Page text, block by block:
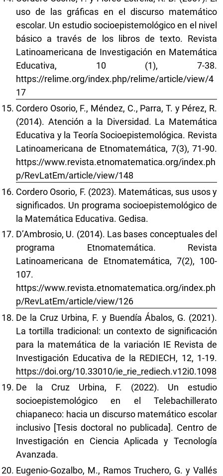
uso de las gráficas en el discurso matemático
escolar. Un estudio socioepistemológico en el nivel
básico a través de los libros de texto. Revista
Latinoamericana de Investigación en Matemática
Educativa, 10 (1), 7-38.
https://relime.org/index.php/relime/article/view/4
17
Cordero Osorio, F., Méndez, C., Parra, T. y Pérez, R.
(2014). Atención a la Diversidad. La Matemática
Educativa y la Teoría Socioepistemológica. Revista
Latinoamericana de Etnomatemática, 7(3), 71-90.
https://www.revista.etnomatematica.org/index.ph
p/RevLatEm/article/view/148
Cordero Osorio, F. (2023). Matemáticas, sus usos y
significados. Un programa socioepistemológico de
la Matemática Educativa. Gedisa.
D’Ambrosio, U. (2014). Las bases conceptuales del
programa Etnomatemática. Revista
Latinoamericana de Etnomatemática, 7(2), 100-
107.
https://www.revista.etnomatematica.org/index.ph
p/RevLatEm/article/view/126
De la Cruz Urbina, F. y Buendía Ábalos, G. (2021).
La tortilla tradicional: un contexto de significación
para la matemática de la variación IE Revista de
Investigación Educativa de la REDIECH, 12, 1-19.
https://doi.org/10.33010/ie_rie_rediech.v12i0.1098
De la Cruz Urbina, F. (2022). Un estudio
socioepistemológico en el Telebachillerato
chiapaneco: hacia un discurso matemático escolar
inclusivo [Tesis doctoral no publicada]. Centro de
Investigación en Ciencia Aplicada y Tecnología
Avanzada.
Eugenio-Gozalbo, M., Ramos Truchero, G. y Vallés